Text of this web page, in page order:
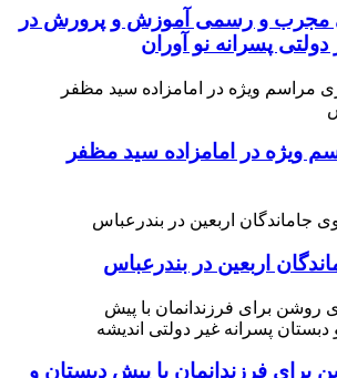
مجرب و رسمی آموزش و پرورش در
پسرانه نو آوران
ویژه در امامزاده سید مظفر
اربعین در بندرعباس
برای فرزندانمان با پیش دبستان و